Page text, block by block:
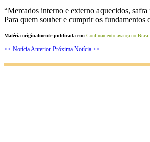
“Mercados interno e externo aquecidos,
Para quem souber e cumprir os
Matéria originalmente publicada em: Confinamento avança no
<< Notícia Anterior Próxima Notícia >>